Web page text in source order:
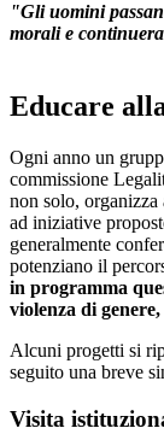
"Gli uomini
morali e
Educare
Ogni anno un
commissione
non solo, organizza
ad iniziative
generalmente
potenziano il
in programma
violenza di
Alcuni progetti si
seguito una breve
Visita